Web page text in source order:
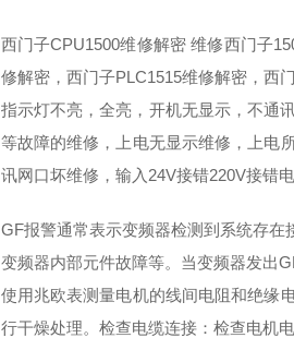
西门子CPU1500维修解密 维修西门子
修解密，西门子PLC1515维修解密，西
指示灯不亮，全亮，开机无显示，不通
等故障的维修，上电无显示维修，上电
讯网口坏维修，输入24V接错220V接错
GF报警通常表示变频器检测到系统存在
变频器内部元件故障等。当变频器发出
使用兆欧表测量电机的线间电阻和绝缘
行干燥处理。检查电缆连接：检查电机